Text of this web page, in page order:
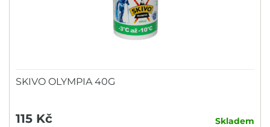
SKIVO OLYMPIA 40G
115 Kč Skladem